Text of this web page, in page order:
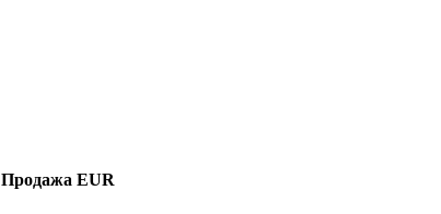
Продажа EUR